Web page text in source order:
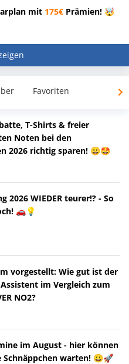
mit 175€ Prämien! 🤯
Favoriten
T-Shirts & freier
Noten bei den
2026 richtig sparen! 😀🤩
2026 WIEDER teurer!? - So
🚗💡
vorgestellt: Wie gut ist der
im Vergleich zum
NO2?
im August - hier können
Schnäppchen warten! 😀🚀